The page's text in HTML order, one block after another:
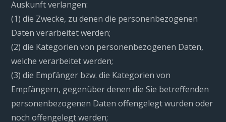
Auskunft verlangen:
(1) die Zwecke, zu denen die personenbezogenen
Daten verarbeitet werden;
(2) die Kategorien von personenbezogenen Daten,
welche verarbeitet werden;
(3) die Empfänger bzw. die Kategorien von
Empfängern, gegenüber denen die Sie betreffenden
personenbezogenen Daten offengelegt wurden oder
noch offengelegt werden;